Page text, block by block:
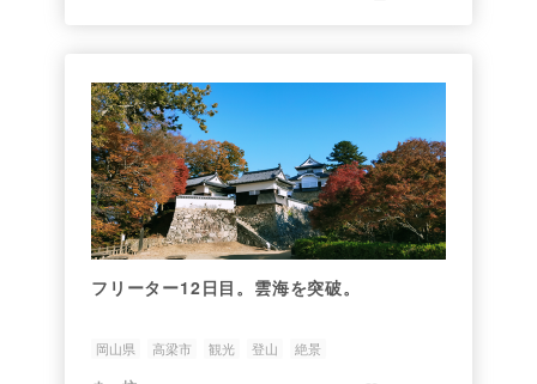
フリーター12日目。雲海を突破。
岡山県 高梁市 観光 登山 絶景